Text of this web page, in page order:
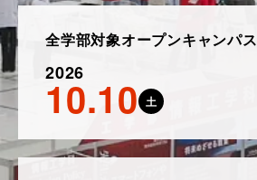
全学部対象オープンキャンパス
2026
10.10 土